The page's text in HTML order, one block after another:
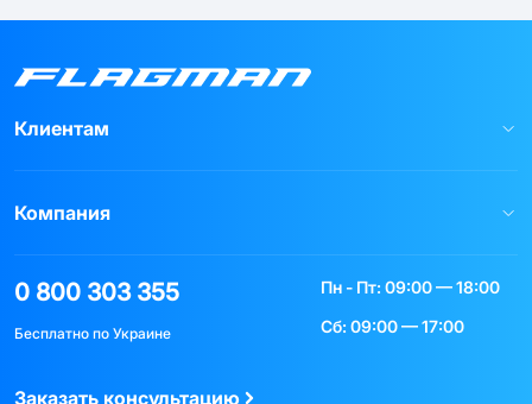
Клиентам
Компания
0 800 303 355
Бесплатно по Украине
Пн - Пт: 09:00 — 18:00
Сб: 09:00 — 17:00
Заказать консультацию